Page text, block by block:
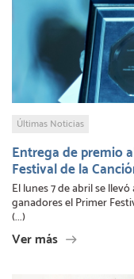
Últimas Noticias
Entrega de premio
Festival de la
El lunes 7 de abril se
ganadores el Primer
(...)
Ver más